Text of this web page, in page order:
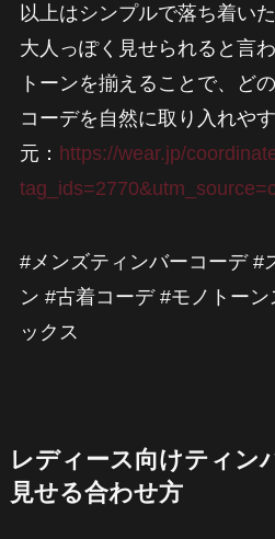
以上はシンプルで落ち着い
大人っぽく見せられると言
トーンを揃えることで、ど
コーデを自然に取り入れや
元： https://wear.jp/
#メンズティンバーコーデ #
ン #古着コーデ #モノトーン
ックス
レディース向けティン
見せる合わせ方